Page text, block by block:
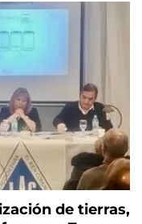
de tierras,